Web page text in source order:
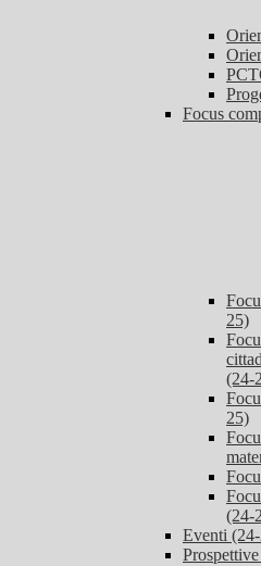
Focus
25)
(24-
25)
(24-
Eventi